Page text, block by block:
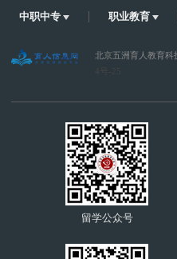
中职中专 职业教育
北京五洲育人教育
4号-25
留学公众号